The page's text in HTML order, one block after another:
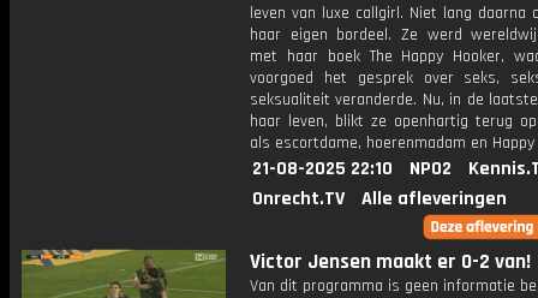
leven van luxe callgirl. Niet lang daarna
haar eigen bordeel. Ze werd
met haar boek The Happy Hooker,
voorgoed het gesprek over seks,
seksualiteit veranderde. Nu, in de
haar leven, blikt ze openhartig terug
als escortdame, hoerenmadam en Happy
21-08-2025 22:10 NPO2
Onrecht.TV
Alle afleveringen
Victor Jensen maakt er 0-2 van!
Van dit programma is geen informatie